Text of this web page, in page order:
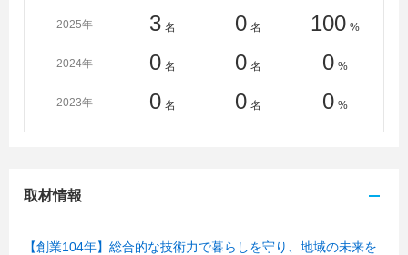
2025年 3 名 0 名 100 %
2024年 0 名 0 名 0 %
2023年 0 名 0 名 0 %
取材情報
【創業104年】総合的な技術力で暮らしを守り、地域の未来を